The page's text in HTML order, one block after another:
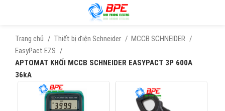
Trang chủ Thiết bị điện Schneider
MCCB SCHNEIDER
EasyPact EZS
APTOMAT KHỐI MCCB SCHNEIDER EASYPACT 3P 600A
36kA